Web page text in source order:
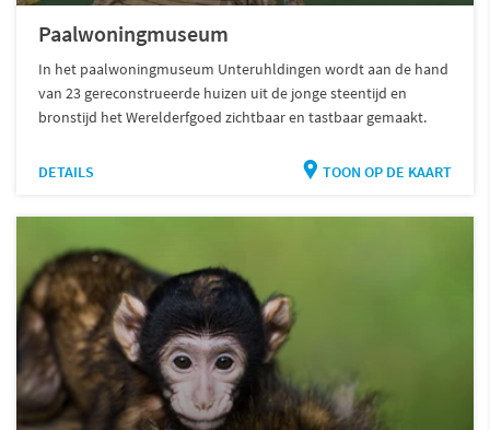
Paalwoningmuseum
In het paalwoningmuseum Unteruhldingen wordt aan de hand
van 23 gereconstrueerde huizen uit de jonge steentijd en
bronstijd het Werelderfgoed zichtbaar en tastbaar gemaakt.
DETAILS TOON OP DE KAART